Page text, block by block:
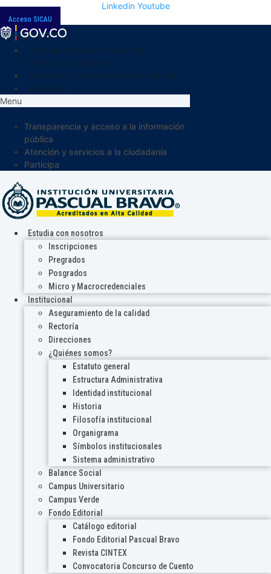
Linkedin Youtube
Acceso SICAU
Menu
Transparencia y acceso a la información
pública
Atención y servicios a la ciudadanía
Participa
Estudia con nosotros
Inscripciones
Pregrados
Posgrados
Micro y Macrocredenciales
Institucional
Aseguramiento de la calidad
Rectoría
Direcciones
¿Quiénes somos?
Estatuto general
Estructura Administrativa
Identidad institucional
Historia
Filosofía institucional
Organigrama
Símbolos institucionales
Sistema administrativo
Balance Social
Campus Universitario
Campus Verde
Fondo Editorial
Catálogo editorial
Fondo Editorial Pascual Bravo
Revista CINTEX
Convocatoria Concurso de Cuento